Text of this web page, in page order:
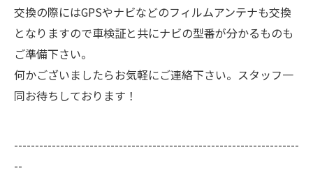
交換の際にはGPSやナビなどのフィルムアンテナも交換
となりますので車検証と共にナビの型番が分かるものも
ご準備下さい。
何かございましたらお気軽にご連絡下さい。スタッフ一
同お待ちしております！
--------------------------------------------------------------------
--